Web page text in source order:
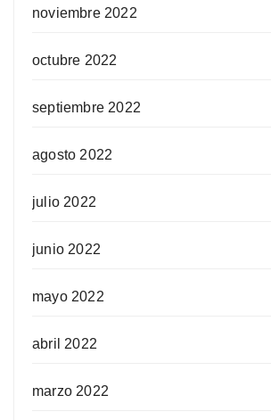
noviembre 2022
octubre 2022
septiembre 2022
agosto 2022
julio 2022
junio 2022
mayo 2022
abril 2022
marzo 2022